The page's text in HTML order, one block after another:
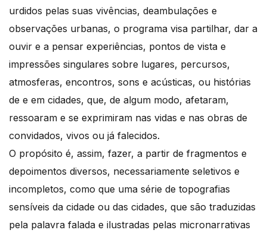
urdidos pelas suas vivências, deambulações e
observações urbanas, o programa visa partilhar, dar a
ouvir e a pensar experiências, pontos de vista e
impressões singulares sobre lugares, percursos,
atmosferas, encontros, sons e acústicas, ou histórias
de e em cidades, que, de algum modo, afetaram,
ressoaram e se exprimiram nas vidas e nas obras de
convidados, vivos ou já falecidos.
O propósito é, assim, fazer, a partir de fragmentos e
depoimentos diversos, necessariamente seletivos e
incompletos, como que uma série de topografias
sensíveis da cidade ou das cidades, que são traduzidas
pela palavra falada e ilustradas pelas micronarrativas